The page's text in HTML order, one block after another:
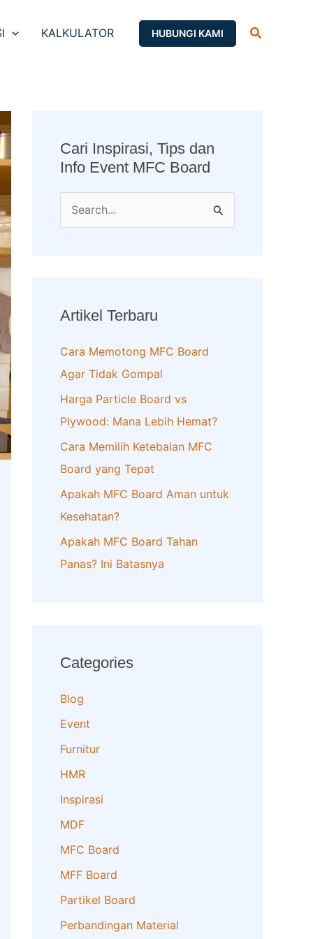
KALKULATOR HUBUNGI KAMI Search
Cari Inspirasi, Tips dan
Info Event MFC Board
h
f
o
r
:
Artikel Terbaru
Cara Memotong MFC Board
Agar Tidak Gompal
Harga Particle Board vs
Plywood: Mana Lebih Hemat?
Cara Memilih Ketebalan MFC
Board yang Tepat
Apakah MFC Board Aman untuk
Kesehatan?
Apakah MFC Board Tahan
Panas? Ini Batasnya
Categories
Blog
Event
Furnitur
HMR
Inspirasi
MDF
MFC Board
MFF Board
Partikel Board
Perbandingan Material